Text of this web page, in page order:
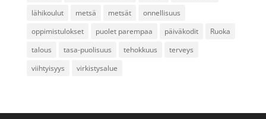
lähikoulut
metsä metsät
onnellisuus
oppimistulokset
puolet parempaa päiväkodit
Ruoka
talous
tasa-puolisuus tehokkuus
terveys
viihtyisyys
virkistysalue